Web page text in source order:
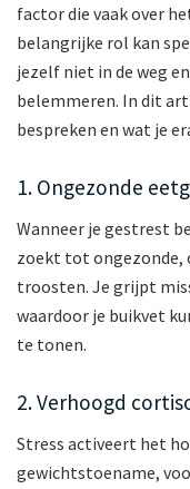
factor die vaak over
belangrijke rol kan
jezelf niet in de weg
belemmeren. In dit
bespreken en wat je
1. Ongezonde
Wanneer je gestrest
zoekt tot ongezonde,
troosten. Je grijpt
waardoor je buikvet
te tonen.
2. Verhoogd
Stress activeert het
gewichtstoename,